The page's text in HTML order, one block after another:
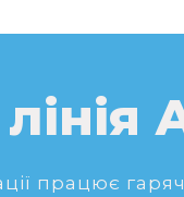
працює